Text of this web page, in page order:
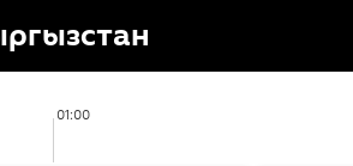
01:00